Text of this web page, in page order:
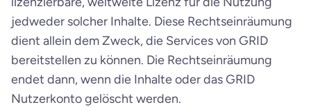
jedweder solcher Inhalte. Diese Rechtseinräumung
dient allein dem Zweck, die Services von GRID
bereitstellen zu können. Die Rechtseinräumung
endet dann, wenn die Inhalte oder das GRID
Nutzerkonto gelöscht werden.